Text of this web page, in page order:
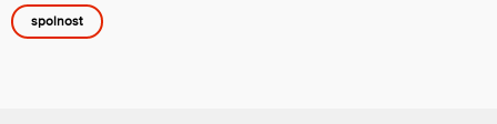
spolnost